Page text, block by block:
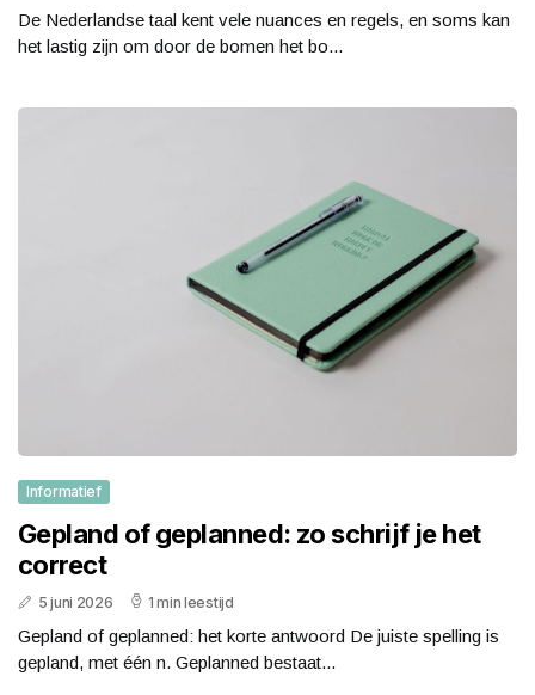
De Nederlandse taal kent vele nuances en regels, en soms kan
het lastig zijn om door de bomen het bo...
Informatief
Gepland of geplanned: zo schrijf je het
correct
5 juni 2026 1 min leestijd
Gepland of geplanned: het korte antwoord De juiste spelling is
gepland, met één n. Geplanned bestaat...